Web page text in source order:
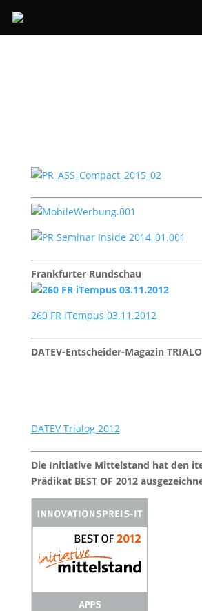
Frankfurter Rundschau
260 FR iTempus 03.11.2012
DATEV-Entscheider-Magazin
DATEV Trialog 2012
Die Initiative Mittelstand hat den
Prädikat BEST OF 2012